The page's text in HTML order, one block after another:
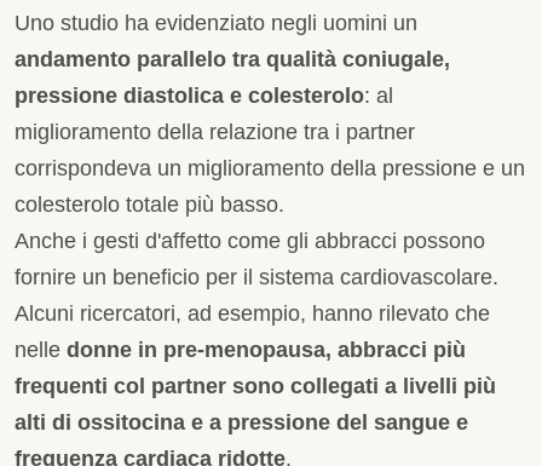
Uno studio ha evidenziato negli uomini un
andamento parallelo tra qualità coniugale,
pressione diastolica e colesterolo: al
miglioramento della relazione tra i partner
corrispondeva un miglioramento della pressione e un
colesterolo totale più basso.
Anche i gesti d'affetto come gli abbracci possono
fornire un beneficio per il sistema cardiovascolare.
Alcuni ricercatori, ad esempio, hanno rilevato che
nelle donne in pre-menopausa, abbracci più
frequenti col partner sono collegati a livelli più
alti di ossitocina e a pressione del sangue e
frequenza cardiaca ridotte.